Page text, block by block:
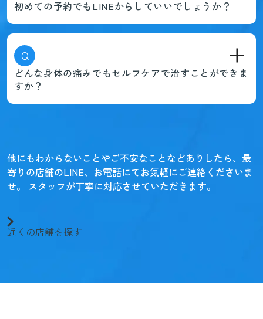
初めての予約でもLINEからしていいでしょうか？
Q
どんな身体の痛みでもセルフケアで治すことができま
すか？
他にもわからないことやご不安なことなどありしたら、 最
寄りの店舗のLINE、お電話にてお気軽にご連絡くださいま
せ。
スタッフが丁寧に対応させていただきます。
近くの店舗を探す